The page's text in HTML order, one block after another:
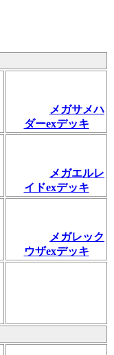
メガサメハ
ダーexデッキ
メガエルレ
イドexデッキ
メガレック
ウザexデッキ